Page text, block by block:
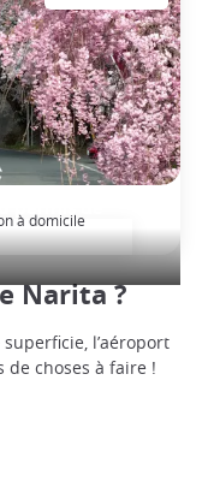
à domicile
Narita ?
l’aéroport
choses à faire !